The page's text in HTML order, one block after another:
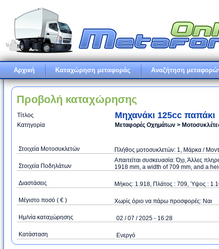
Αρχική Καταχώρηση μεταφοράς Αναζήτηση
Προβολή καταχώρησης
Τίτλος Μηχανάκι 125cc παπάκι
Κατηγορία Μεταφορές Οχημάτων >
Στοιχεία Μοτοσυκλετών Πλήθος μοτοσυκλετών: 1, Μάρκα /
Στοιχεία Ποδηλάτων
Απαιτείται συσκευασία: Όχι, Άλλες
1918 mm, a width of 709 mm, and a
Διαστάσεις Μήκος: 1.918, Πλάτος : 709, Ύψος :
Μέγιστο ποσό ( € ) Xωρίς όριο να πάρω προσφορές: Ναι
Ημ/νία καταχώρησης 02 / 07 / 2025 - 16:28
Κατάσταση Ενεργό